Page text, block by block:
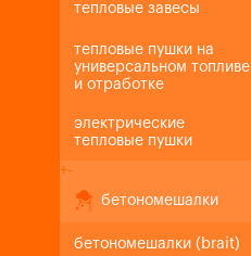
тепловые завесы
тепловые пушки на
универсальном топливе
и отработке
электрические
тепловые пушки
+-
бетономешалки
бетономешалки (brait)